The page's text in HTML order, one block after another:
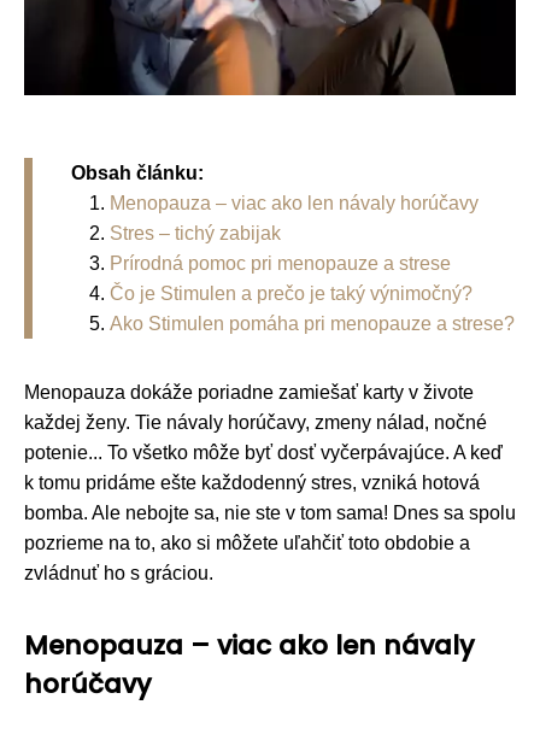
Obsah článku:
Menopauza – viac ako len návaly horúčavy
Stres – tichý zabijak
Prírodná pomoc pri menopauze a strese
Čo je Stimulen a prečo je taký výnimočný?
Ako Stimulen pomáha pri menopauze a strese?
Menopauza dokáže poriadne zamiešať karty v živote
každej ženy. Tie návaly horúčavy, zmeny nálad, nočné
potenie... To všetko môže byť dosť vyčerpávajúce. A keď
k tomu pridáme ešte každodenný stres, vzniká hotová
bomba. Ale nebojte sa, nie ste v tom sama! Dnes sa spolu
pozrieme na to, ako si môžete uľahčiť toto obdobie a
zvládnuť ho s gráciou.
Menopauza – viac ako len návaly
horúčavy